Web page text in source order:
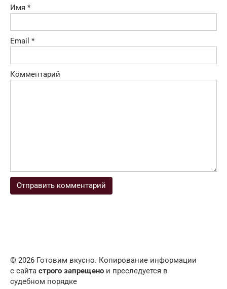
Имя *
Email *
Комментарий
© 2026 Готовим вкусно. Копирование информации
с сайта строго запрещено и преследуется в
судебном порядке